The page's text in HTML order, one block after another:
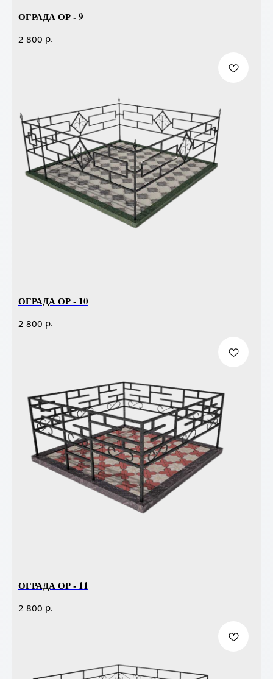
ОГРАДА ОР - 9
2 800 р.
ОГРАДА ОР - 10
2 800 р.
ОГРАДА ОР - 11
2 800 р.